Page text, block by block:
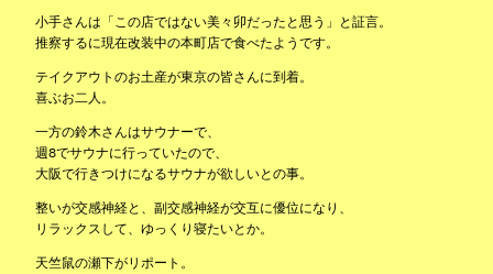
小手さんは「この店ではない美々卯だったと思う」と証言。
推察するに現在改装中の本町店で食べたようです。
テイクアウトのお土産が東京の皆さんに到着。
喜ぶお二人。
一方の鈴木さんはサウナーで、
週8でサウナに行っていたので、
大阪で行きつけになるサウナが欲しいとの事。
整いが交感神経と、副交感神経が交互に優位になり、
リラックスして、ゆっくり寝たいとか。
天竺鼠の瀬下がリポート。